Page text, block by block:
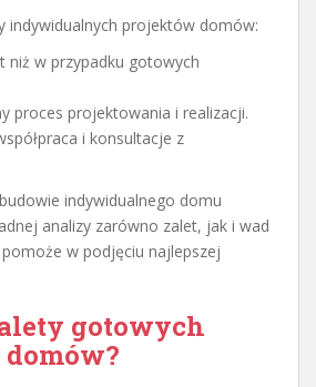
indywidualnych projektów domów:
niż w przypadku gotowych
proces projektowania i realizacji.
i konsultacje z
indywidualnego domu
analizy zarówno zalet, jak i wad
w podjęciu najlepszej
gotowych